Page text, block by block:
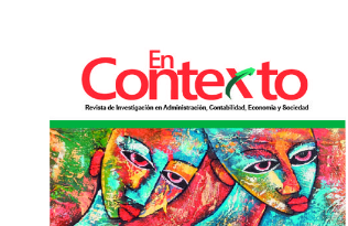
lateral
del
artículo